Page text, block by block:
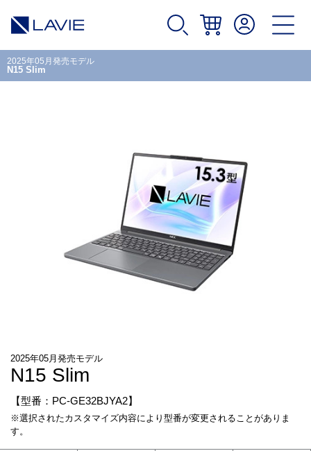
2025年05月発売モデル
N15 Slim
2025年05月発売モデル
N15 Slim
【型番：PC-GE32BJYA2】
※選択されたカスタマイズ内容により型番が変更されることがありま
す。